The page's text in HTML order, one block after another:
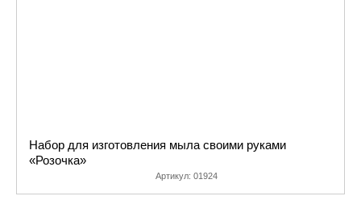
Набор для изготовления мыла своими руками
«Розочка»
Артикул: 01924